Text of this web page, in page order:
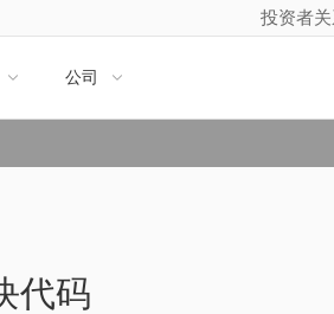
投资者关
 公司 
代码